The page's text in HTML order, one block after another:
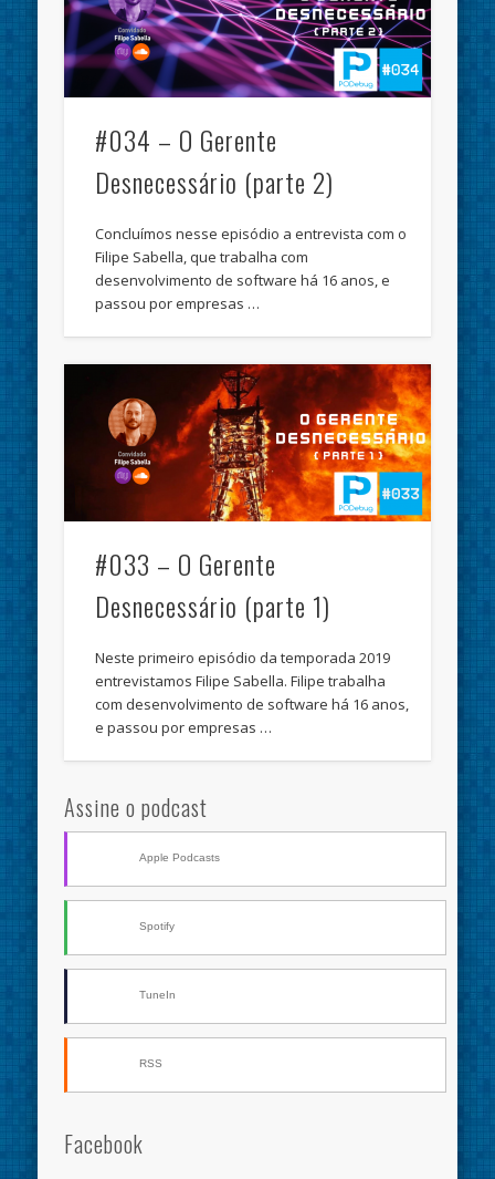
#034 – O Gerente
Desnecessário (parte 2)
Concluímos nesse episódio a entrevista com o
Filipe Sabella, que trabalha com
desenvolvimento de software há 16 anos, e
passou por empresas …
#033 – O Gerente
Desnecessário (parte 1)
Neste primeiro episódio da temporada 2019
entrevistamos Filipe Sabella. Filipe trabalha
com desenvolvimento de software há 16 anos,
e passou por empresas …
Assine o podcast
Apple Podcasts
Spotify
TuneIn
RSS
Facebook